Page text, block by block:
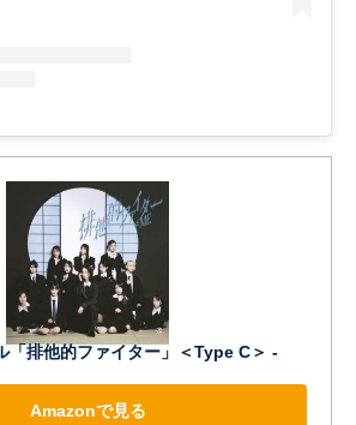
「排他的ファイター」＜Type C＞ -
Amazonで見る